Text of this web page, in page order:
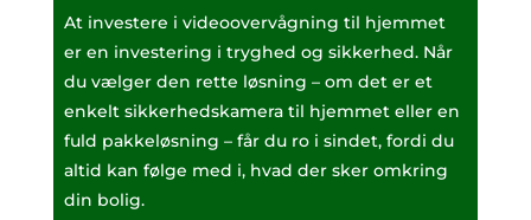
At investere i videoovervågning til hjemmet
er en investering i tryghed og sikkerhed. Når
du vælger den rette løsning – om det er et
enkelt sikkerhedskamera til hjemmet eller en
fuld pakkeløsning – får du ro i sindet, fordi du
altid kan følge med i, hvad der sker omkring
din bolig.